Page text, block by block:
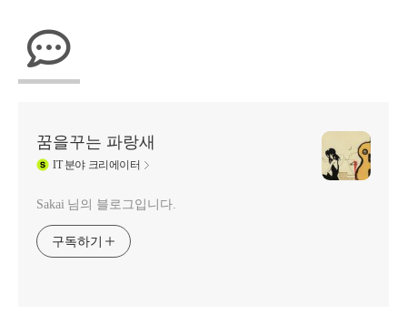
꿈을꾸는 파랑새
IT분야 크리에이터
Sakai 님의 블로그입니다.
구독하기